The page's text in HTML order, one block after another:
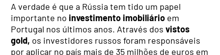
A verdade é que a Rússia tem tido um papel
importante no investimento imobiliário em
Portugal nos últimos anos. Através dosvistos
gold, os investidores russos foram responsáveis
por aplicar no país mais de 35 milhões de euros em